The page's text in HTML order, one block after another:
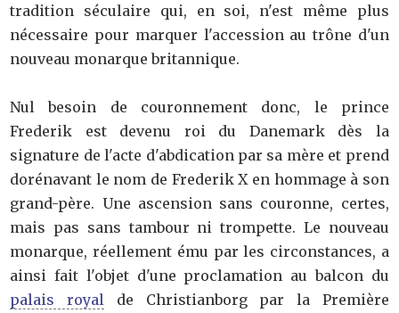
tradition séculaire qui, en soi, n'est même plus
nécessaire pour marquer l'accession au trône d'un
nouveau monarque britannique.
Nul besoin de couronnement donc, le prince
Frederik est devenu roi du Danemark dès la
signature de l'acte d'abdication par sa mère et prend
dorénavant le nom de Frederik X en hommage à son
grand-père. Une ascension sans couronne, certes,
mais pas sans tambour ni trompette. Le nouveau
monarque, réellement ému par les circonstances, a
ainsi fait l'objet d'une proclamation au balcon du
palais royal de Christianborg par la Première